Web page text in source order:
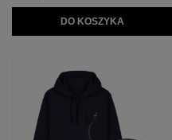
DO KOSZYKA